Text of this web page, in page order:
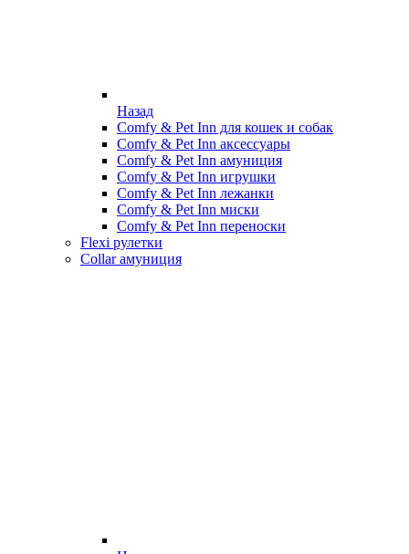
Назад
Comfy & Pet Inn для кошек и собак
Comfy & Pet Inn аксессуары
Comfy & Pet Inn амуниция
Comfy & Pet Inn игрушки
Comfy & Pet Inn лежанки
Comfy & Pet Inn миски
Comfy & Pet Inn переноски
Flexi рулетки
Collar амуниция